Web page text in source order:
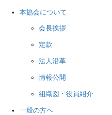
本協会について
会長挨拶
定款
法人沿革
情報公開
組織図・役員紹介
一般の方へ